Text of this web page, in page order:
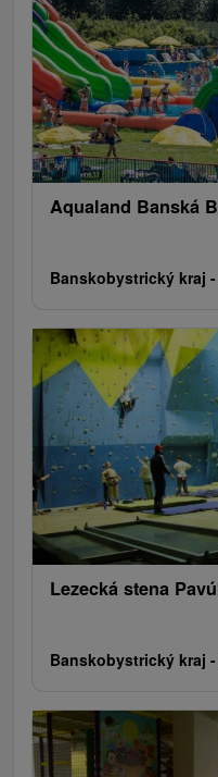
Jeziora, jeziora, zbiorniki wodne
Wodospady
Kościoły
Túry a turistické chodníky
Rafting, rafting, rafting
Pola golfowe
Tory gokartowe
Szlaki winne
Cyklotrasy
Aqualand Banská
Banskobystrický kraj -
Lezecká stena
Banskobystrický kraj -